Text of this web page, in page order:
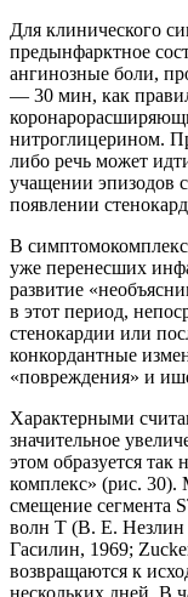
Для клинического
предынфарктное
ангинозные боли,
— 30 мин, как
нитроглицерином.
либо речь может
учащении эпизодов
появлении
В
уже перенесших
развитие
в этот период,
стенокардии или
конкордантные
«повреждения» и
Характерными
значительное
этом образуется
комплекс» (рис. 30).
смещение сегмента
волн Т (В. Е. Незлин
Гасилин, 1969;
возвращаются к
нескольких дней. В